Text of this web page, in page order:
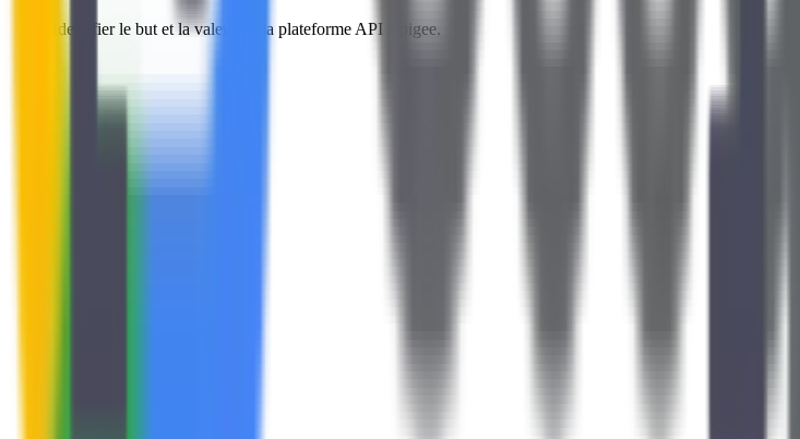
Identifier le but et la valeur de la plateforme API Apigee.